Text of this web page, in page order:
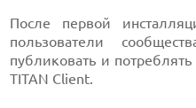
После первой
пользователи
публиковать и
TITAN Client.